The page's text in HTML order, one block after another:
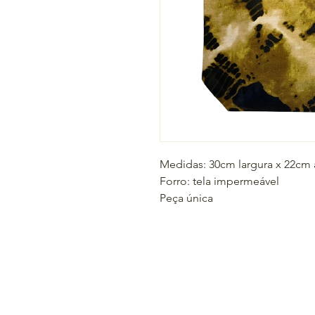
Medidas: 30cm largura x 22cm
Forro: tela impermeável
Peça única